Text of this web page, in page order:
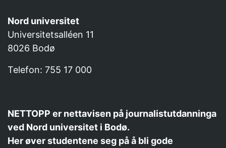
Nord universitet
Universitetsalléen 11
8026 Bodø
Telefon: 755 17 000
NETTOPP er nettavisen på journalistutdanninga
ved Nord universitet i Bodø.
Her øver studentene seg på å bli gode